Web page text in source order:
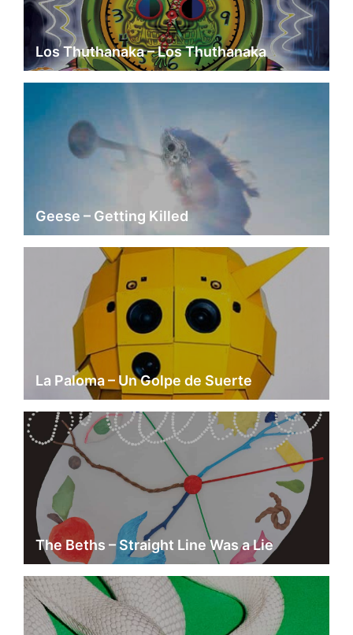
Los Thuthanaka – Los Thuthanaka
Geese – Getting Killed
La Paloma – Un Golpe de Suerte
The Beths – Straight Line Was a Lie